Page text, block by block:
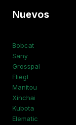
Nuevos
Bobcat
Sany
Grosspal
Fliegl
Manitou
Xinchai
Kubota
Elematic